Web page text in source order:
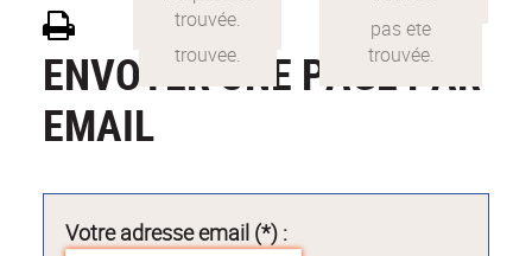
ENVOYER UNE PAGE PAR
EMAIL
Votre adresse email (*) :